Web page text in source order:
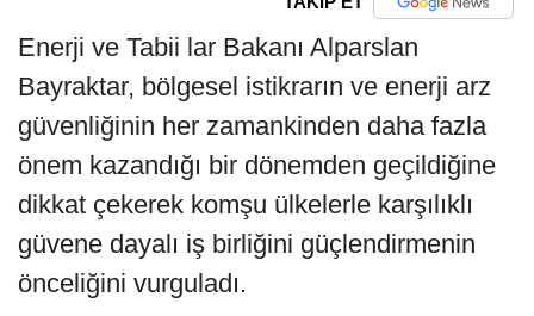
Enerji ve Tabii lar Bakanı Alparslan
Bayraktar, bölgesel istikrarın ve enerji arz
güvenliğinin her zamankinden daha fazla
önem kazandığı bir dönemden geçildiğine
dikkat çekerek komşu ülkelerle karşılıklı
güvene dayalı iş birliğini güçlendirmenin
önceliğini vurguladı.